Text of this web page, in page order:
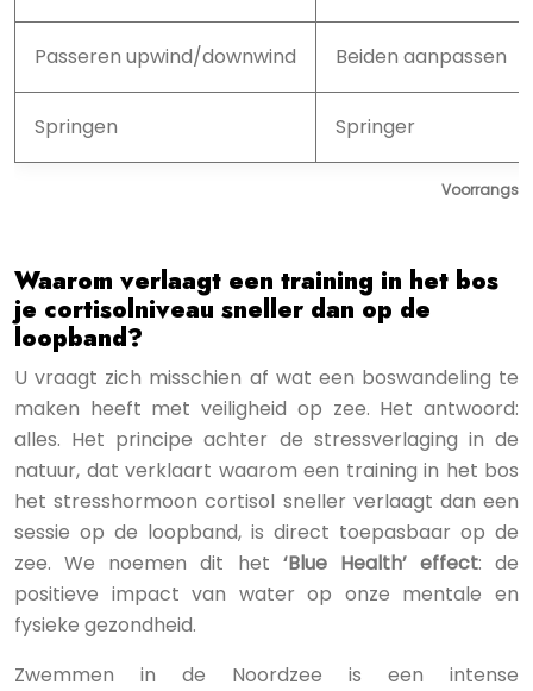
Passeren upwind/downwind Beiden aanpassen
Springen Springer
Waarom verlaagt een training in het bos
je cortisolniveau sneller dan op de
loopband?
U vraagt zich misschien af wat een boswandeling te
maken heeft met veiligheid op zee. Het antwoord:
alles. Het principe achter de stressverlaging in de
natuur, dat verklaart waarom een training in het bos
het stresshormoon cortisol sneller verlaagt dan een
sessie op de loopband, is direct toepasbaar op de
zee. We noemen dit het ‘Blue Health’ effect: de
positieve impact van water op onze mentale en
fysieke gezondheid.
Zwemmen in de Noordzee is een intense